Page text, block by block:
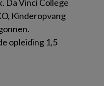
Da Vinci College
Kinderopvang
opleiding 1,5